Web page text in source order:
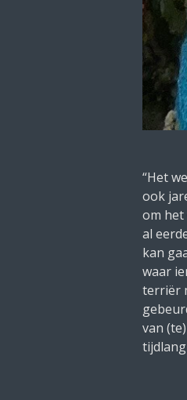
“Het
ook
om het
al
kan
waar
terriër
van